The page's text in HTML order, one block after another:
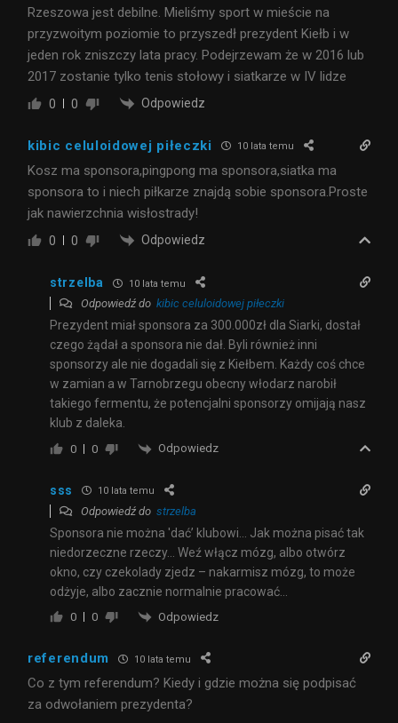
Rzeszowa jest debilne. Mieliśmy sport w mieście na
przyzwoitym poziomie to przyszedł prezydent Kiełb i w
jeden rok zniszczy lata pracy. Podejrzewam że w 2016 lub
2017 zostanie tylko tenis stołowy i siatkarze w IV lidze
0 0 Odpowiedz
kibic celuloidowej piłeczki 10 lata temu
Kosz ma sponsora,pingpong ma sponsora,siatka ma
sponsora to i niech piłkarze znajdą sobie sponsora.Proste
jak nawierzchnia wisłostrady!
0 0 Odpowiedz
strzelba 10 lata temu
Odpowiedź do kibic celuloidowej piłeczki
Prezydent miał sponsora za 300.000zł dla Siarki, dostał
czego żądał a sponsora nie dał. Byli również inni
sponsorzy ale nie dogadali się z Kiełbem. Każdy coś chce
w zamian a w Tarnobrzegu obecny włodarz narobił
takiego fermentu, że potencjalni sponsorzy omijają nasz
klub z daleka.
0 0 Odpowiedz
sss 10 lata temu
Odpowiedź do strzelba
Sponsora nie można 'dać’ klubowi… Jak można pisać tak
niedorzeczne rzeczy… Weź włącz mózg, albo otwórz
okno, czy czekolady zjedz – nakarmisz mózg, to może
odżyje, albo zacznie normalnie pracować…
0 0 Odpowiedz
referendum 10 lata temu
Co z tym referendum? Kiedy i gdzie można się podpisać
za odwołaniem prezydenta?